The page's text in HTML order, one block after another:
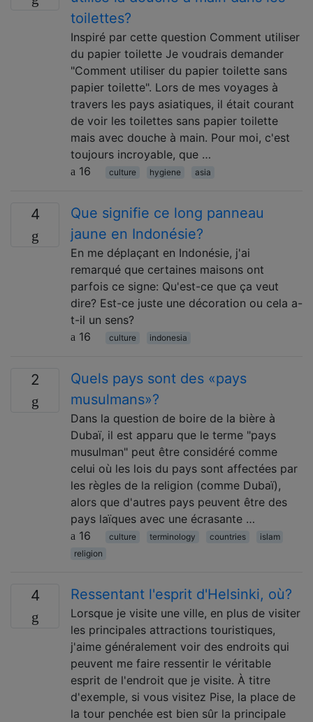
toilettes?
Inspiré par cette question Comment utiliser
du papier toilette Je voudrais demander
"Comment utiliser du papier toilette sans
papier toilette". Lors de mes voyages à
travers les pays asiatiques, il était courant
de voir les toilettes sans papier toilette
mais avec douche à main. Pour moi, c'est
toujours incroyable, que …
16
culture hygiene asia
4
Que signifie ce long panneau
jaune en Indonésie?
En me déplaçant en Indonésie, j'ai
remarqué que certaines maisons ont
parfois ce signe: Qu'est-ce que ça veut
dire? Est-ce juste une décoration ou cela a-
t-il un sens?
16
culture indonesia
2
Quels pays sont des «pays
musulmans»?
Dans la question de boire de la bière à
Dubaï, il est apparu que le terme "pays
musulman" peut être considéré comme
celui où les lois du pays sont affectées par
les règles de la religion (comme Dubaï),
alors que d'autres pays peuvent être des
pays laïques avec une écrasante …
16
culture terminology countries
islam
religion
4 Ressentant l'esprit d'Helsinki, où?
Lorsque je visite une ville, en plus de visiter
les principales attractions touristiques,
j'aime généralement voir des endroits qui
peuvent me faire ressentir le véritable
esprit de l'endroit que je visite. À titre
d'exemple, si vous visitez Pise, la place de
la tour penchée est bien sûr la principale